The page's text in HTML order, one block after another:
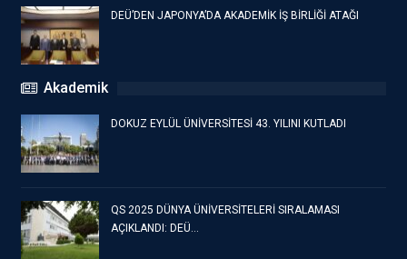
DEÜ’DEN JAPONYA’DA AKADEMİK İŞ BİRLİĞİ ATAĞI
Akademik
DOKUZ EYLÜL ÜNİVERSİTESİ 43. YILINI KUTLADI
QS 2025 DÜNYA ÜNİVERSİTELERİ SIRALAMASI
AÇIKLANDI: DEÜ…